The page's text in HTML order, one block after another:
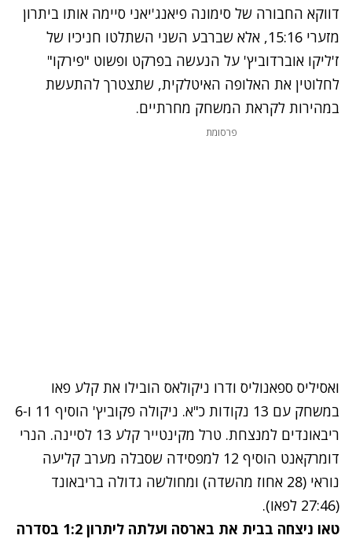
דווקא החבורה של סימונה פיאנג'יאני סיימה אותו ביתרון
מזערי 15:16, אלא שברבע השני השתלטו חניכיו של
ז'ליקו אוברדוביץ' על הנעשה בפרקט ופשוט "פירקו"
לחלוטין את האלופה האיטלקית, שתצטרך להתעשת
במהירות לקראת המשחק מחרתיים.
פרסומת
ואסיליס ספאנוליס ודרו ניקולאס הובילו את קלע פאו
במשחק עם 13 נקודות כ"א. ניקולה פקוביץ' הוסיף 11 ו-6
ריבאונדים למנצחת. טרל מקינטייר קלע 13 לסיינה. הנרי
דומרקאנט הוסיף 12 למפסידה שסבלה מערב קליעה
נוראי (28 אחוז מהשדה) ומחולשה גדולה בריבאונד
(27:46 לפאו).
טאו ניצחה בבית את בארסה ועלתה ליתרון 1:2 בסדרה